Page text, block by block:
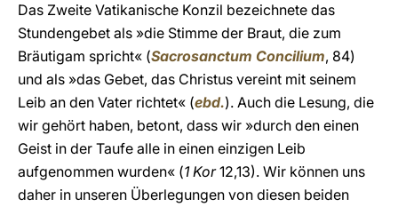
Das Zweite Vatikanische Konzil bezeichnete das
Stundengebet als »die Stimme der Braut, die zum
Bräutigam spricht« (Sacrosanctum Concilium, 84)
und als »das Gebet, das Christus vereint mit seinem
Leib an den Vater richtet« (ebd.). Auch die Lesung, die
wir gehört haben, betont, dass wir »durch den einen
Geist in der Taufe alle in einen einzigen Leib
aufgenommen wurden« (1 Kor12,13). Wir können uns
daher in unseren Überlegungen von diesen beiden